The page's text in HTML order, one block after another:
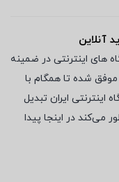
آنلاین
های اینترنتی در ضمینه
شده تا همگام با
ایران تبدیل
می‌کند در اینجا پیدا